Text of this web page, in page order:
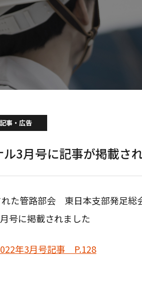
記事・広告
ル3月号に記事が掲載さ
れた管路部会 東日本支部発足総
号に掲載されました
年3月号記事 P.128